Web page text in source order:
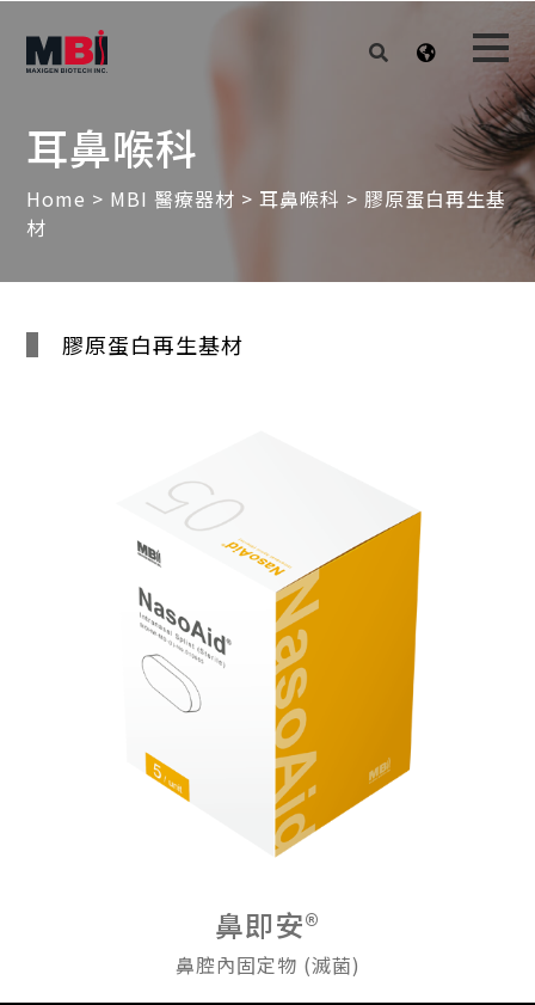
耳鼻喉科
Home > MBI 醫療器材 >耳鼻喉科 > 膠原蛋白再生基
材
膠原蛋白再生基材
鼻即安®
鼻腔內固定物 (滅菌)